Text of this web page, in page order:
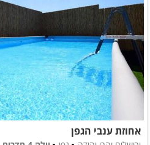
אחוזת ענבי הגפן